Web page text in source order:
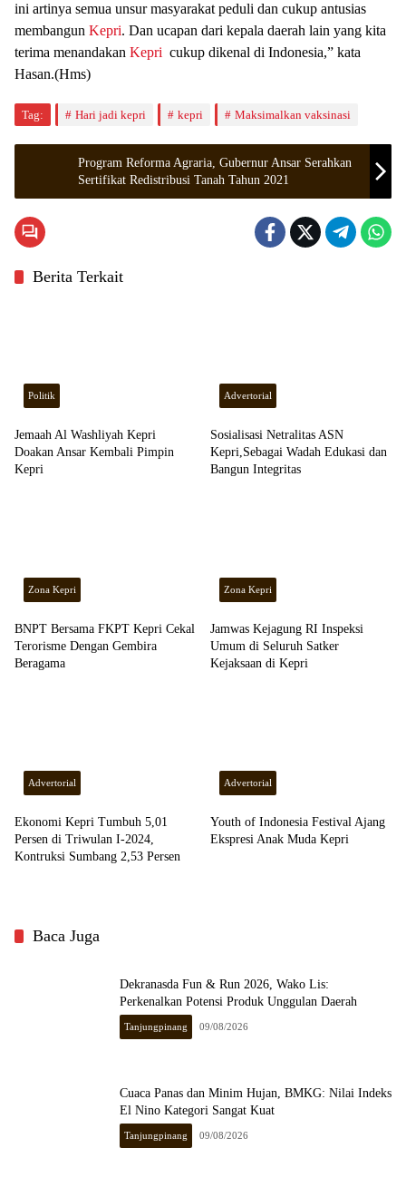
ini artinya semua unsur masyarakat peduli dan cukup antusias
membangun Kepri. Dan ucapan dari kepala daerah lain yang kita
terima menandakan Kepri cukup dikenal di Indonesia,” kata
Hasan.(Hms)
Tag: Hari jadi kepri kepri Maksimalkan vaksinasi
Program Reforma Agraria, Gubernur Ansar Serahkan
Sertifikat Redistribusi Tanah Tahun 2021
Berita Terkait
Politik
Jemaah Al Washliyah Kepri
Doakan Ansar Kembali Pimpin
Kepri
Advertorial
Sosialisasi Netralitas ASN
Kepri,Sebagai Wadah Edukasi dan
Bangun Integritas
Zona Kepri
BNPT Bersama FKPT Kepri Cekal
Terorisme Dengan Gembira
Beragama
Zona Kepri
Jamwas Kejagung RI Inspeksi
Umum di Seluruh Satker
Kejaksaan di Kepri
Advertorial
Ekonomi Kepri Tumbuh 5,01
Persen di Triwulan I-2024,
Kontruksi Sumbang 2,53 Persen
Advertorial
Youth of Indonesia Festival Ajang
Ekspresi Anak Muda Kepri
Baca Juga
Dekranasda Fun & Run 2026, Wako Lis:
Perkenalkan Potensi Produk Unggulan Daerah
Tanjungpinang 09/08/2026
Cuaca Panas dan Minim Hujan, BMKG: Nilai Indeks
El Nino Kategori Sangat Kuat
Tanjungpinang 09/08/2026